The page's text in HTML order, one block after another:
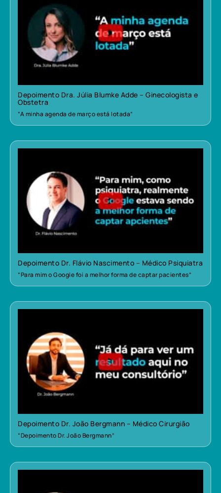
Depoimento Dra. Júlia Blumke Adde – Ginecologista e
Obstetra
“A minha agenda de março está lotada”
Depoimento Dr. Flávio Nascimento – Médico Psiquiatra
“Para mim o Google foi a melhor forma de captar pacientes”
Depoimento Dr. João Bergmann – Médico Cirurgião
“Depoimento Dr. João Bergmann”